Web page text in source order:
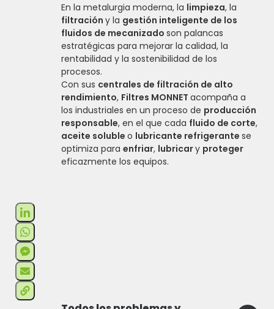
En la metalurgia moderna, la limpieza, la
filtracióny la gestión inteligente de los
fluidos de mecanizadoson palancas
estratégicas para mejorar la calidad, la
rentabilidad y la sostenibilidad de los
procesos.
Con sus centrales de filtración de alto
rendimiento, Filtres MONNETacompaña a
los industriales en un proceso de producción
responsable, en el que cada fluido de corte,
aceite solubleo lubricante refrigerantese
optimiza paraenfriar, lubricary proteger
eficazmente los equipos.